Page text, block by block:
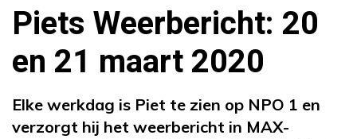
Piets Weerbericht: 20
en 21 maart 2020
Elke werkdag is Piet te zien op NPO 1 en
verzorgt hij het weerbericht in MAX-